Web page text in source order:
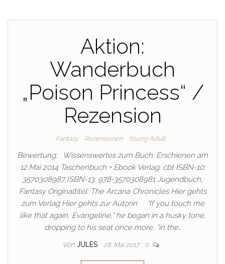
Aktion:
Wanderbuch
„Poison Princess“ /
Rezension
Fantasy Rezensionen Young Adult
Bewertung: Wissenswertes zum Buch: Erschienen am
12.Mai 2014 Taschenbuch + Ebook Verlag: cbt ISBN-10:
3570308987 ISBN-13: 978-3570308981 Jugendbuch,
Fantasy Originaltitel: The Arcana Chronicles Hier gehts
zum Verlag Hier gehts zur Autorin “If you touch me
like that again, Evangeline,” he began in a husky tone,
dropping to his seat once more, “in the…
Von JULES 28. Mai 2017 0